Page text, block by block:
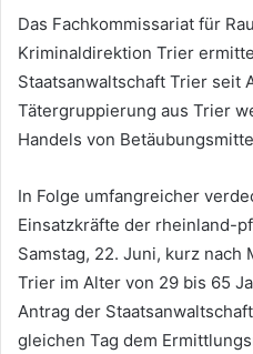
Das Fachkommissariat für
Kriminaldirektion Trier
Staatsanwaltschaft Trier seit
Tätergruppierung aus Trier
Handels von
In Folge umfangreicher
Einsatzkräfte der rheinland-
Samstag, 22. Juni, kurz
Trier im Alter von 29 bis 65
Antrag der
gleichen Tag dem